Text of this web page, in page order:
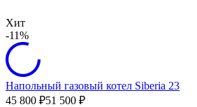
Хит
-11%
Напольный газовый котел Siberia 23
45 800 ₽51 500 ₽